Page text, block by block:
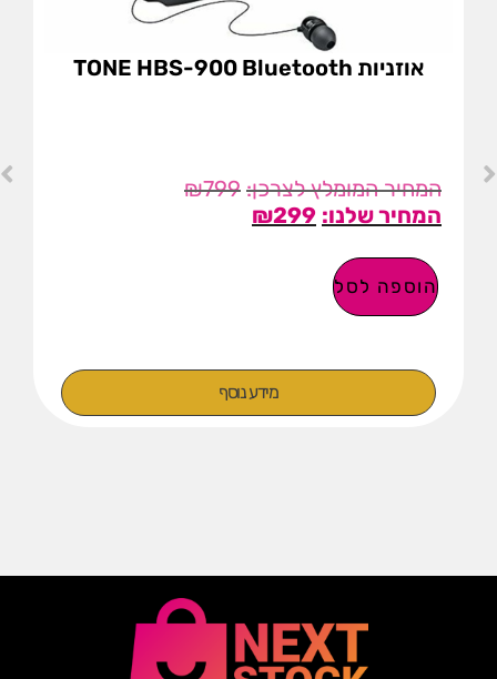
אוזניות TONE HBS-900 Bluetooth
₪799
₪299
הוספה לסל
מידע נוסף